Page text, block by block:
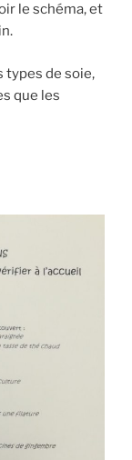
le schéma, et
types de soie,
que les